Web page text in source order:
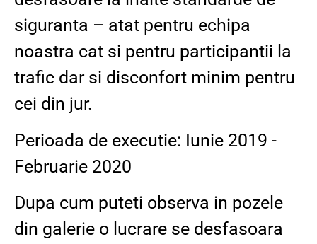
siguranta – atat pentru echipa
noastra cat si pentru participantii la
trafic dar si disconfort minim pentru
cei din jur.
Perioada de executie: Iunie 2019 -
Februarie 2020
Dupa cum puteti observa in pozele
din galerie o lucrare se desfasoara